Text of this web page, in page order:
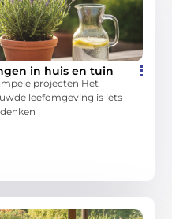
in huis en tuin
projecten Het
leefomgeving is iets